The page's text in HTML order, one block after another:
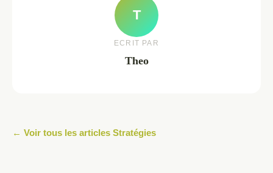
T
ECRIT PAR
Theo
← Voir tous les articles Stratégies